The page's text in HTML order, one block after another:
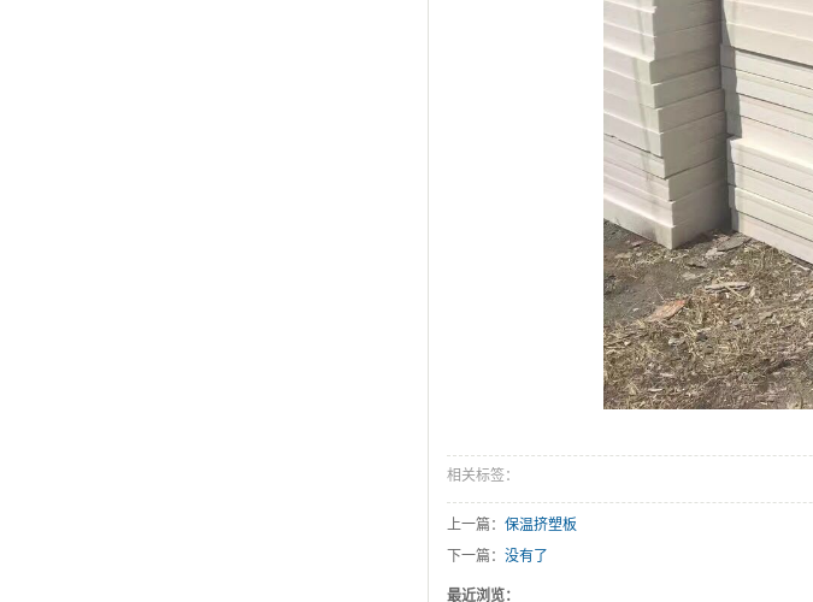
相关标签：
上一篇： 保温挤塑板
下一篇： 没有了
最近浏览：